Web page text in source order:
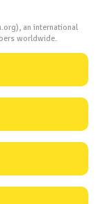
an international
worldwide.